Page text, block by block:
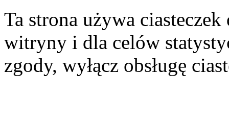
Ta strona używa
witryny i dla celów
zgody, wyłącz obsługę